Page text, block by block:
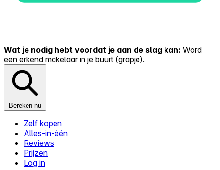
Wat je nodig hebt voordat je aan de slag kan: Word
een erkend makelaar in je buurt (grapje).
Bereken nu
Zelf kopen
Alles-in-één
Reviews
Prijzen
Log in